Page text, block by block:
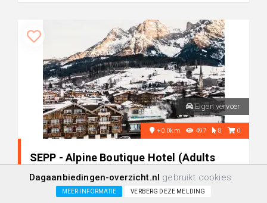
Eigen vervoer
+0.0km 497 8 0
SEPP - Alpine Boutique Hotel (Adults
Only) in Maria Alm, Oostenrijk
Dagaanbiedingen-overzicht.nl gebruikt cookies:
MEER INFORMATIE VERBERG DEZE MELDING